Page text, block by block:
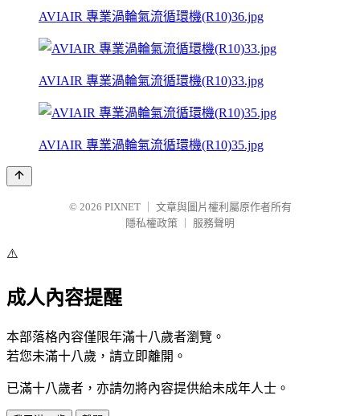
AVIAIR 專業渦輪氣流循環機(R10)36.jpg
AVIAIR 專業渦輪氣流循環機(R10)33.jpg
AVIAIR 專業渦輪氣流循環機(R10)35.jpg
© 2026 PIXNET
文章與圖片權利屬原作者所有
隱私權政策
服務聲明
⚠️
成人內容提醒
本部落格內容僅限年滿十八歲者瀏覽。
若您未滿十八歲，請立即離開。
已滿十八歲者，亦請勿將內容提供給未成年人士。